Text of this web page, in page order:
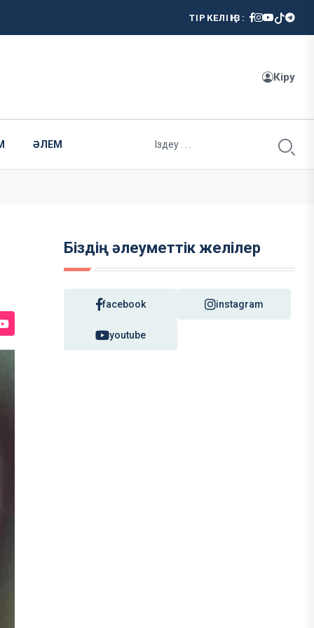
ТІРКЕЛІҢІЗ:
Кіру
ӘЛЕМ
Біздің әлеуметтік желілер
facebook instagram
youtube